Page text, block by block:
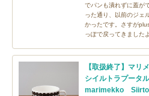
でパンも潰れずに蓋が
った通り、以前のジェ
かったです。さすが
っぽで戻ってきましたよ
【取扱終了】マ
シイルトラプー
marimekko